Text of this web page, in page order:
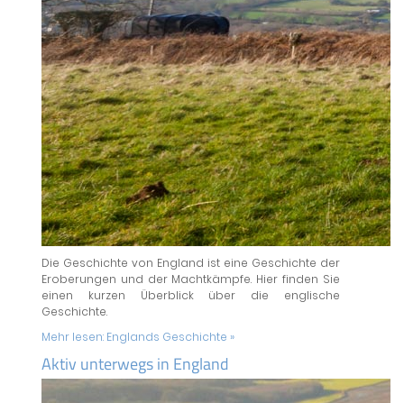
Die Geschichte von England ist eine Geschichte der
Eroberungen und der Machtkämpfe. Hier finden Sie
einen kurzen Überblick über die englische
Geschichte.
Mehr lesen: Englands Geschichte »
Aktiv unterwegs in England